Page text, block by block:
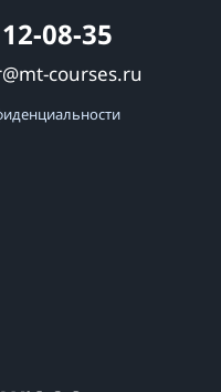
08-35
courses.ru